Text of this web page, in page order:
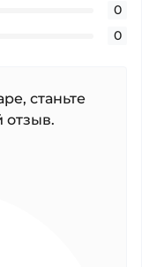
0
0
станьте
отзыв.